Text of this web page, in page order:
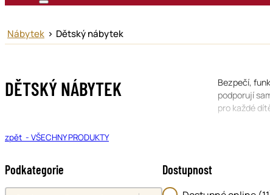
Nábytek > Dětský nábytek
DĚTSKÝ NÁBYTEK
Bezpečí,
podporují
pro každé
zpět - VŠECHNY PRODUKTY
Podkategorie Dostupnost